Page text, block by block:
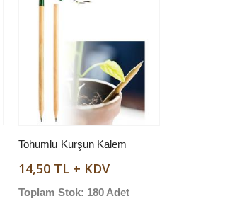
Tohumlu Kurşun Kalem
14,50 TL + KDV
Toplam Stok: 180 Adet